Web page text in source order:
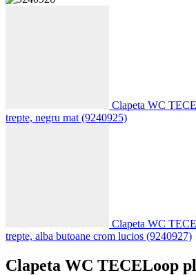
Clapeta WC
trepte, negru mat (9240925)
Clapeta WC
trepte, alba butoane crom lucios (9240927)
Clapeta WC TECELoop